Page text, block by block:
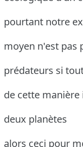
pourtant notre
moyen n'est pas
prédateurs si
de cette
deux planètes
alors ceci pour